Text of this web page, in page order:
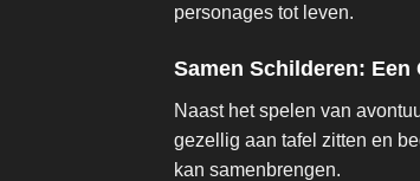
personages tot leven.
Samen Schilderen:
Naast het spelen van
gezellig aan tafel zitten en
kan samenbrengen.